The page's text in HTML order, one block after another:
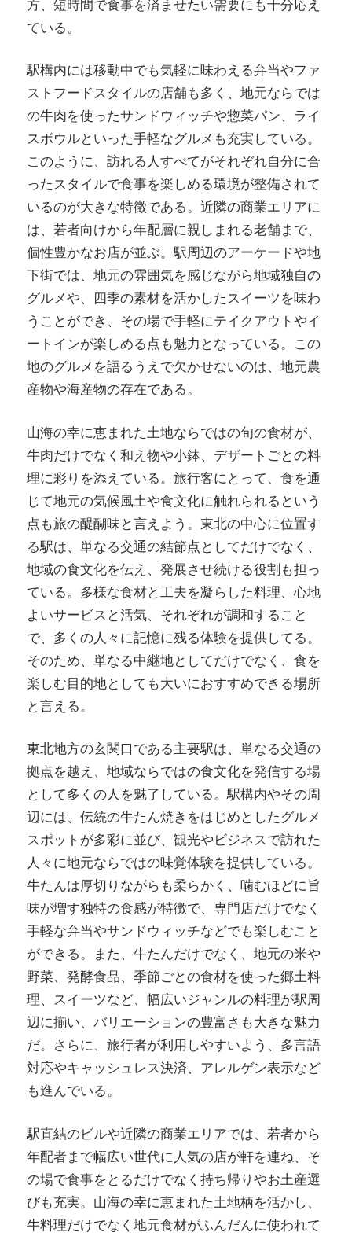
方、短時間で食事を済ませたい需要にも十分応え
ている。
駅構内には移動中でも気軽に味わえる弁当やファ
ストフードスタイルの店舗も多く、地元ならでは
の牛肉を使ったサンドウィッチや惣菜パン、ライ
スボウルといった手軽なグルメも充実している。
このように、訪れる人すべてがそれぞれ自分に合
ったスタイルで食事を楽しめる環境が整備されて
いるのが大きな特徴である。近隣の商業エリアに
は、若者向けから年配層に親しまれる老舗まで、
個性豊かなお店が並ぶ。駅周辺のアーケードや地
下街では、地元の雰囲気を感じながら地域独自の
グルメや、四季の素材を活かしたスイーツを味わ
うことができ、その場で手軽にテイクアウトやイ
ートインが楽しめる点も魅力となっている。この
地のグルメを語るうえで欠かせないのは、地元農
産物や海産物の存在である。
山海の幸に恵まれた土地ならではの旬の食材が、
牛肉だけでなく和え物や小鉢、デザートごとの料
理に彩りを添えている。旅行客にとって、食を通
じて地元の気候風土や食文化に触れられるという
点も旅の醍醐味と言えよう。東北の中心に位置す
る駅は、単なる交通の結節点としてだけでなく、
地域の食文化を伝え、発展させ続ける役割も担っ
ている。多様な食材と工夫を凝らした料理、心地
よいサービスと活気、それぞれが調和すること
で、多くの人々に記憶に残る体験を提供してる。
そのため、単なる中継地としてだけでなく、食を
楽しむ目的地としても大いにおすすめできる場所
と言える。
東北地方の玄関口である主要駅は、単なる交通の
拠点を越え、地域ならではの食文化を発信する場
として多くの人を魅了している。駅構内やその周
辺には、伝統の牛たん焼きをはじめとしたグルメ
スポットが多彩に並び、観光やビジネスで訪れた
人々に地元ならではの味覚体験を提供している。
牛たんは厚切りながらも柔らかく、噛むほどに旨
味が増す独特の食感が特徴で、専門店だけでなく
手軽な弁当やサンドウィッチなどでも楽しむこと
ができる。また、牛たんだけでなく、地元の米や
野菜、発酵食品、季節ごとの食材を使った郷土料
理、スイーツなど、幅広いジャンルの料理が駅周
辺に揃い、バリエーションの豊富さも大きな魅力
だ。さらに、旅行者が利用しやすいよう、多言語
対応やキャッシュレス決済、アレルゲン表示など
も進んでいる。
駅直結のビルや近隣の商業エリアでは、若者から
年配者まで幅広い世代に人気の店が軒を連ね、そ
の場で食事をとるだけでなく持ち帰りやお土産選
びも充実。山海の幸に恵まれた土地柄を活かし、
牛料理だけでなく地元食材がふんだんに使われて